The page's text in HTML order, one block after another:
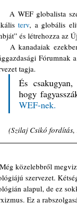
terv, a globális
és létrehozza az
Fórumnak
tagja.
És
hogy
WEF-nek.
(Szilaj Csikó fordítás,
Még közelebbről
szervezet.
alapul, de ez
Ez a